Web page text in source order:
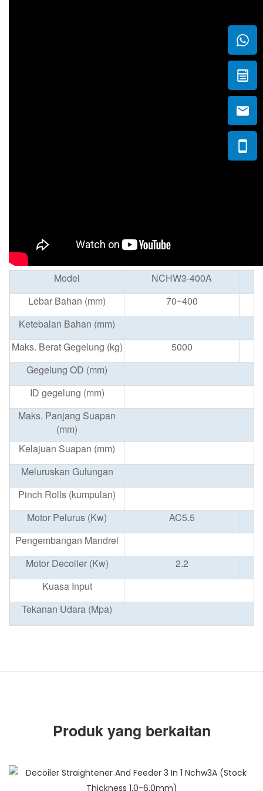
Model
NCHW3-400A
Lebar Bahan (mm)
70~400
Ketebalan Bahan (mm)
Maks. Berat Gegelung (kg)
5000
Gegelung OD (mm)
ID gegelung (mm)
Maks. Panjang Suapan
(mm)
Kelajuan Suapan (mm)
Meluruskan Gulungan
Pinch Rolls (kumpulan)
Motor Pelurus (Kw)
AC5.5
Pengembangan Mandrel
Motor Decoiler (Kw)
2.2
Kuasa Input
Tekanan Udara (Mpa)
Produk yang berkaitan